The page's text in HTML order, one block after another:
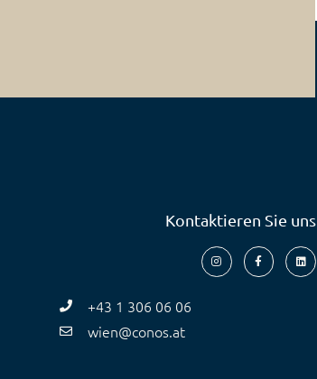
Kontaktieren Sie uns
+43 1 306 06 06
wien@conos.at